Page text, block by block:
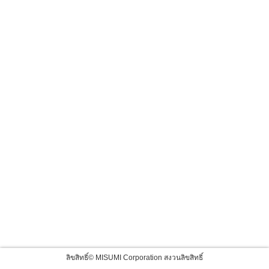
ลิขสิทธิ์© MISUMI Corporation สงวนลิขสิทธิ์